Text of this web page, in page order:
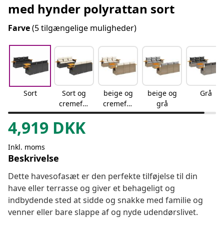
med hynder polyrattan sort
Farve(5 tilgængelige muligheder)
Sort
Sort og
cremefar
vet
beige og
cremefar
vet
beige og
grå
Grå
4,919 DKK
Inkl. moms
Beskrivelse
Dette havesofasæt er den perfekte tilføjelse til din
have eller terrasse og giver et behageligt og
indbydende sted at sidde og snakke med familie og
venner eller bare slappe af og nyde udendørslivet.